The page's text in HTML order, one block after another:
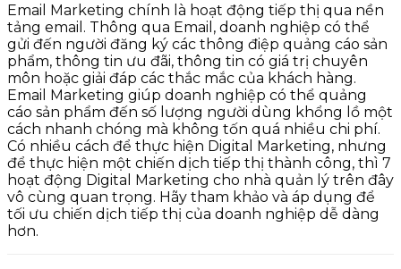
Email Marketing chính là hoạt động tiếp thị qua nền
tảng email. Thông qua Email, doanh nghiệp có thể
gửi đến người đăng ký các thông điệp quảng cáo sản
phẩm, thông tin ưu đãi, thông tin có giá trị chuyên
môn hoặc giải đáp các thắc mắc của khách hàng.
Email Marketing giúp doanh nghiệp có thể quảng
cáo sản phẩm đến số lượng người dùng khổng lồ một
cách nhanh chóng mà không tốn quá nhiều chi phí.
Có nhiều cách để thực hiện Digital Marketing, nhưng
để thực hiện một chiến dịch tiếp thị thành công, thì 7
hoạt động Digital Marketing cho nhà quản lý trên đây
vô cùng quan trọng. Hãy tham khảo và áp dụng để
tối ưu chiến dịch tiếp thị của doanh nghiệp dễ dàng
hơn.